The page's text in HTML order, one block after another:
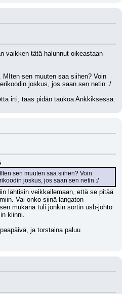
vaikken tätä halunnut oikeastaan
sen muuten saa siihen? Voin
joskus, jos saan sen netin :/
irti; taas pidän taukoa Ankkiksessa.
sen muuten saa siihen? Voin
joskus, jos saan sen netin :/
Vai onko siinä langaton
mukana tuli jonkin sortin usb-johto
kiinni.
ja torstaina paluu